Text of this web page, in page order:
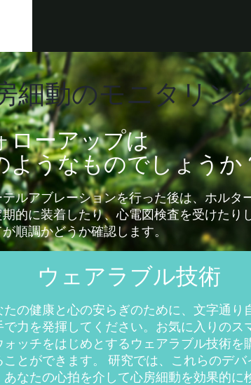
細動のモニタリン
ローアップは
ようなものでしょうか
ルアブレーションを行った後は、ホルタ
的に装着したり、心電図検査を受けたり
順調かどうか確認します。
ウェアラブル技術
たの健康と心の安らぎのために、文字通り
で力を発揮してください。お気に入りのス
ォッチをはじめとするウェアラブル技術を
ことができます。 研究では、これらのデバ
あなたの心拍を介して心房細動を効果的に